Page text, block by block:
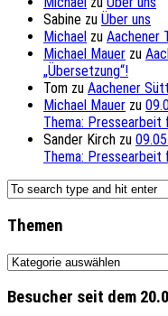
Sabine zu Über uns
Michael zu Aachener
Michael Mauer zu
„Übersetzung“!
Tom zu Aachener
Michael Mauer zu
Thema: Pressearbeit
Sander Kirch zu
Thema: Pressearbeit
Themen
Themen
Besucher seit dem